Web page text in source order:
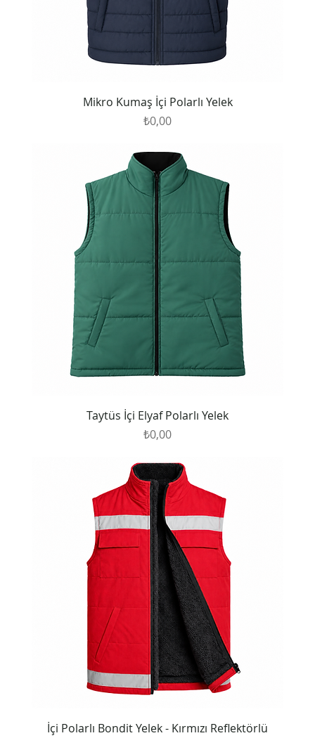
Mikro Kumaş İçi Polarlı Yelek
Fiyat
₺0,00
Taytüs İçi Elyaf Polarlı Yelek
Fiyat
₺0,00
İçi Polarlı Bondit Yelek - Kırmızı Reflektörlü